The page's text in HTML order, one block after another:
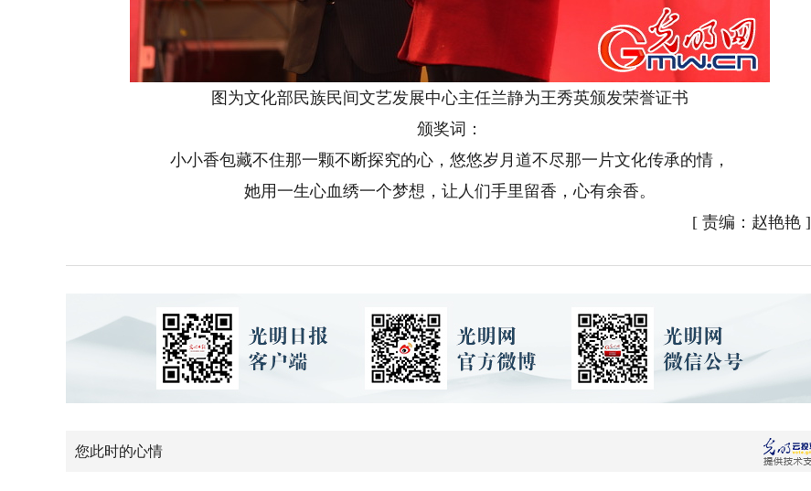
图为文化部民族民间文艺发展中心主任兰静为王秀英颁发荣誉证书
颁奖词：
小小香包藏不住那一颗不断探究的心，悠悠岁月道不尽那一片文化传承的情，
她用一生心血绣一个梦想，让人们手里留香，心有余香。
[ 责编：赵艳艳]
您此时的心情